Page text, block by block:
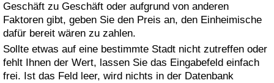
Geschäft zu Geschäft oder aufgrund von anderen
Faktoren gibt, geben Sie den Preis an, den Einheimische
dafür bereit wären zu zahlen.
Sollte etwas auf eine bestimmte Stadt nicht zutreffen oder
fehlt Ihnen der Wert, lassen Sie das Eingabefeld einfach
frei. Ist das Feld leer, wird nichts in der Datenbank
Lebenshaltungskosten-Index nach Land
in Akaba
Immobilienpreis-Index nach Land
Lebensqualitätsindex nach Land
Kriminalität
Kriminalitäts-Index (aktuell)